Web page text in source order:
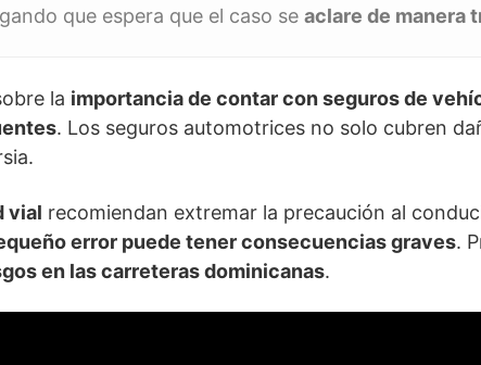
que espera que el caso se aclare de manera
la importancia de contar con seguros de
. Los seguros automotrices no solo cubren
vial recomiendan extremar la precaución al
error puede tener consecuencias graves.
en las carreteras dominicanas.